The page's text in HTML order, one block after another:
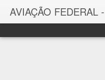
Aviação